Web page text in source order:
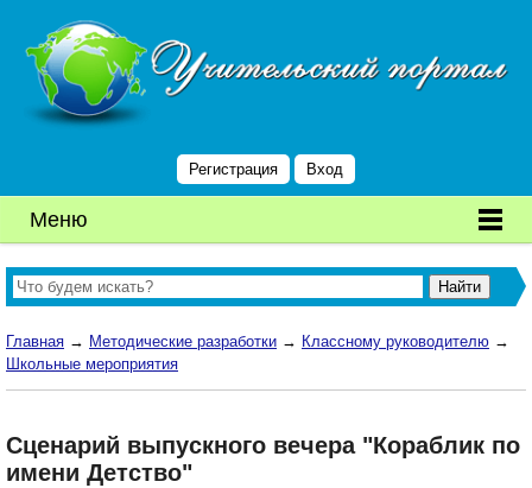
Регистрация Вход
Меню
Главная → Методические разработки → Классному руководителю →
Школьные мероприятия
Сценарий выпускного вечера "Кораблик по
имени Детство"